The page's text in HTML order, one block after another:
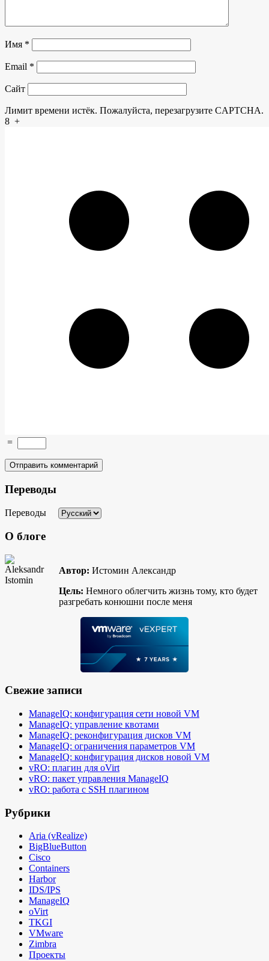
Имя *
Email *
Сайт
Лимит времени истёк. Пожалуйста, перезагрузите CAPTCHA.
8 +
=
Переводы
Переводы
О блоге
Автор: Истомин Александр
Цель: Немного облегчить жизнь тому, кто будет
разгребать конюшни после меня
Свежие записи
ManageIQ: конфигурация сети новой VM
ManageIQ: управление квотами
ManageIQ: реконфигурация дисков VM
ManageIQ: ограничения параметров VM
ManageIQ: конфигурация дисков новой VM
vRO: плагин для oVirt
vRO: пакет управления ManageIQ
vRO: работа с SSH плагином
Рубрики
Aria (vRealize)
BigBlueButton
Cisco
Containers
Harbor
IDS/IPS
ManageIQ
oVirt
TKGI
VMware
Zimbra
Проекты